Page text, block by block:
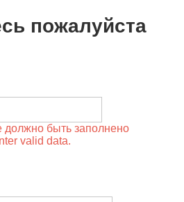
пожалуйста
должно быть заполнено
valid data.